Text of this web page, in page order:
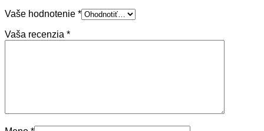
Vaše hodnotenie *
Vaša recenzia *